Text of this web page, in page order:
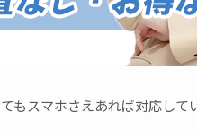
もスマホさえあれば対応して